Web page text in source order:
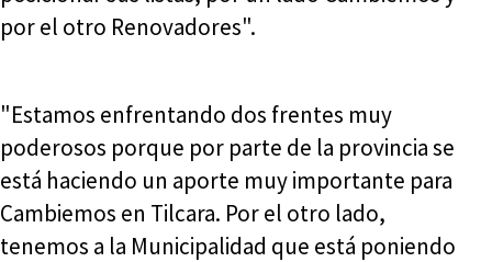
por el otro Renovadores".
"Estamos enfrentando dos frentes muy
poderosos porque por parte de la provincia se
está haciendo un aporte muy importante para
Cambiemos en Tilcara. Por el otro lado,
tenemos a la Municipalidad que está poniendo